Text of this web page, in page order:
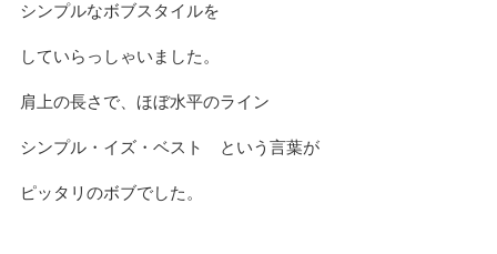
シンプルなボブスタイルを
していらっしゃいました。
肩上の長さで、ほぼ水平のライン
シンプル・イズ・ベスト という言葉が
ピッタリのボブでした。